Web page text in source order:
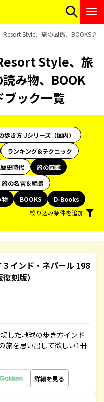
Style、旅の図鑑、BOOKS 旅
Style、旅
み物、BOOK
ック一覧
歩き方 Jシリーズ（国内）
ランキング&テクニック
歴史時代
旅の図鑑
旅の名言＆絶景
物 BOOKS
D-Books
絞り込み条件を追加
3 インド・ネパール 198
刻版）
した地球の歩き方インド
旅を思い出して欲しい1冊
詳細を見る